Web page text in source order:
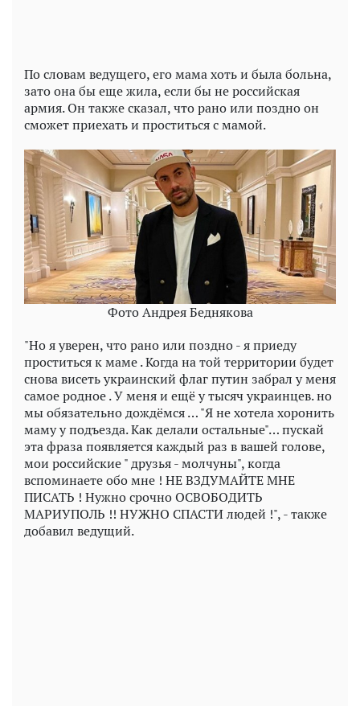
По словам ведущего, его мама хоть и была больна,
зато она бы еще жила, если бы не российская
армия. Он также сказал, что рано или поздно он
сможет приехать и проститься с мамой.
Фото Андрея Беднякова
"Но я уверен, что рано или поздно - я приеду
проститься к маме . Когда на той территории будет
снова висеть украинский флаг путин забрал у меня
самое родное . У меня и ещё у тысяч украинцев. но
мы обязательно дождёмся … "Я не хотела хоронить
маму у подъезда. Как делали остальные"… пускай
эта фраза появляется каждый раз в вашей голове,
мои российские " друзья - молчуны", когда
вспоминаете обо мне ! НЕ ВЗДУМАЙТЕ МНЕ
ПИСАТЬ ! Нужно срочно ОСВОБОДИТЬ
МАРИУПОЛЬ !! НУЖНО СПАСТИ людей !", - также
добавил ведущий.